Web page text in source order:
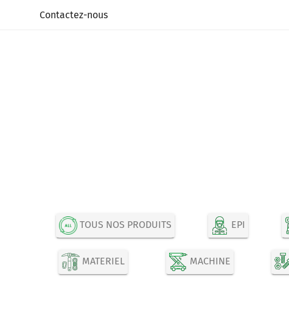
Contactez-nous
TOUS NOS PRODUITS EPI
MATERIEL MACHINE